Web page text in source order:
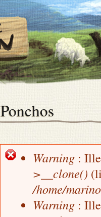
Ponchos
Message d'erreur
Warning :
>__clone()
/home/
Warning :